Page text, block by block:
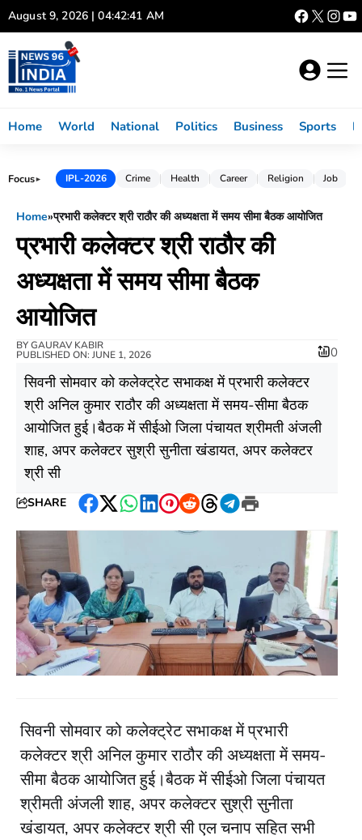
Skip
to
content
August 9, 2026 | 04:42:42 AM
Home World National Politics Business Sports
Focus► IPL-2026 Crime Health Career Religion Job
Home»प्रभारी कलेक्टर श्री राठौर की अध्यक्षता में समय सीमा बैठक आयोजित
प्रभारी कलेक्टर श्री राठौर की
अध्यक्षता में समय सीमा बैठक
आयोजित
BYGAURAV KABIR
PUBLISHED ON: JUNE 1, 2026 0
सिवनी सोमवार को कलेक्ट्रेट सभाकक्ष में प्रभारी कलेक्टर
श्री अनिल कुमार राठौर की अध्यक्षता में समय-सीमा बैठक
आयोजित हुई।बैठक में सीईओ जिला पंचायत श्रीमती अंजली
शाह, अपर कलेक्‍टर सुश्री सुनीता खंडायत, अपर कलेक्‍टर
श्री सी
SHARE
Facebook
Twitter
WhatsApp
LinkedIn
Pinterest
RedditThreads
Telegram
Print
सिवनी सोमवार को कलेक्ट्रेट सभाकक्ष में प्रभारी
कलेक्टर श्री अनिल कुमार राठौर की अध्यक्षता में समय-
सीमा बैठक आयोजित हुई।बैठक में सीईओ जिला पंचायत
श्रीमती अंजली शाह, अपर कलेक्‍टर सुश्री सुनीता
खंडायत, अपर कलेक्‍टर श्री सी एल चनाप सहित सभी